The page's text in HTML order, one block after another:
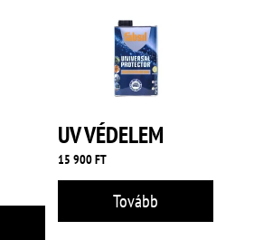
UV VÉDELEM
15 900FT
Tovább